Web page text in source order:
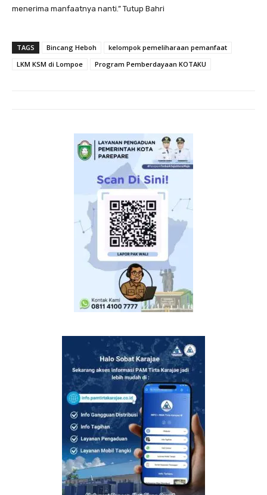
menerima manfaatnya nanti.” Tutup Bahri
TAGS Bincang Heboh
kelompok pemeliharaan pemanfaat
LKM KSM di Lompoe
Program Pemberdayaan KOTAKU